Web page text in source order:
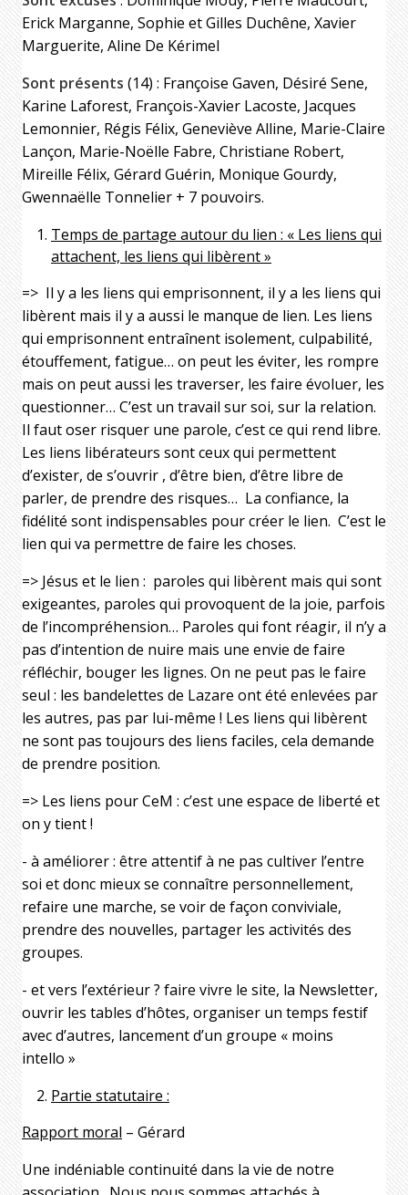
Erick Marganne, Sophie et Gilles Duchêne, Xavier
Marguerite, Aline De Kérimel
Sont présents (14) : Françoise Gaven, Désiré Sene,
Karine Laforest, François-Xavier Lacoste, Jacques
Lemonnier, Régis Félix, Geneviève Alline, Marie-Claire
Lançon, Marie-Noëlle Fabre, Christiane Robert,
Mireille Félix, Gérard Guérin, Monique Gourdy,
Gwennaëlle Tonnelier + 7 pouvoirs.
Temps de partage autour du lien : « Les liens qui
attachent, les liens qui libèrent »
=> Il y a les liens qui emprisonnent, il y a les liens qui
libèrent mais il y a aussi le manque de lien. Les liens
qui emprisonnent entraînent isolement, culpabilité,
étouffement, fatigue… on peut les éviter, les rompre
mais on peut aussi les traverser, les faire évoluer, les
questionner… C’est un travail sur soi, sur la relation.
Il faut oser risquer une parole, c’est ce qui rend libre.
Les liens libérateurs sont ceux qui permettent
d’exister, de s’ouvrir , d’être bien, d’être libre de
parler, de prendre des risques… La confiance, la
fidélité sont indispensables pour créer le lien. C’est le
lien qui va permettre de faire les choses.
=> Jésus et le lien : paroles qui libèrent mais qui sont
exigeantes, paroles qui provoquent de la joie, parfois
de l’incompréhension… Paroles qui font réagir, il n’y a
pas d’intention de nuire mais une envie de faire
réfléchir, bouger les lignes. On ne peut pas le faire
seul : les bandelettes de Lazare ont été enlevées par
les autres, pas par lui-même ! Les liens qui libèrent
ne sont pas toujours des liens faciles, cela demande
de prendre position.
=> Les liens pour CeM : c’est une espace de liberté et
on y tient !
- à améliorer : être attentif à ne pas cultiver l’entre
soi et donc mieux se connaître personnellement,
refaire une marche, se voir de façon conviviale,
prendre des nouvelles, partager les activités des
groupes.
- et vers l’extérieur ? faire vivre le site, la Newsletter,
ouvrir les tables d’hôtes, organiser un temps festif
avec d’autres, lancement d’un groupe « moins
intello »
Partie statutaire :
Rapport moral – Gérard
Une indéniable continuité dans la vie de notre